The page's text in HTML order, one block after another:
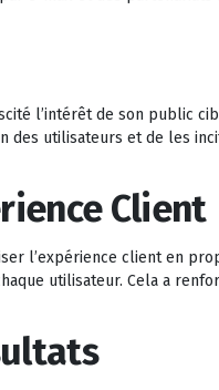
l’intérêt de son public
des utilisateurs et de les
Client
l’expérience client en
utilisateur. Cela a